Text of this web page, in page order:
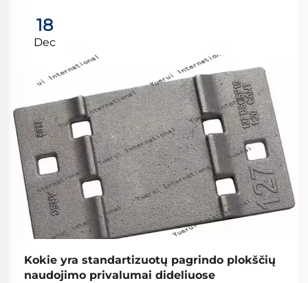
18
Dec
Kokie yra standartizuotų pagrindo plokščių
naudojimo privalumai dideliuose